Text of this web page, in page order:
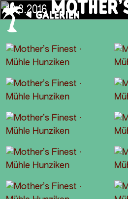
GALERIEN
10.3.2016